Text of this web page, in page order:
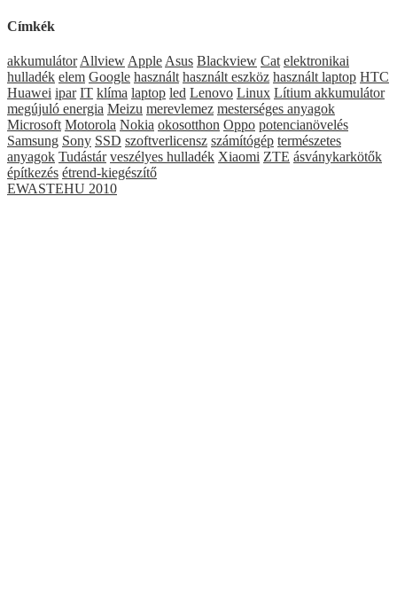
Címkék
akkumulátor Allview Apple Asus Blackview Cat elektronikai
hulladék elem Google használt használt eszköz használt laptop HTC
Huawei ipar IT klíma laptop led Lenovo Linux Lítium akkumulátor
megújuló energia Meizu merevlemez mesterséges anyagok
Microsoft Motorola Nokia okosotthon Oppo potencianövelés
Samsung Sony SSD szoftverlicensz számítógép természetes
anyagok Tudástár veszélyes hulladék Xiaomi ZTE ásványkarkötők
építkezés étrend-kiegészítő
EWASTEHU 2010